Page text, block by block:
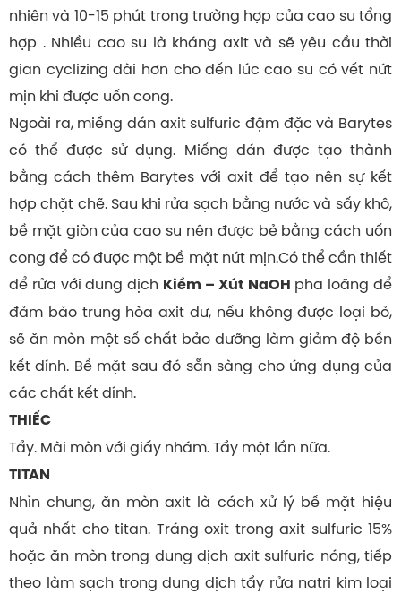
nhiên và 10-15 phút trong trường hợp của cao su tổng
hợp . Nhiều cao su là kháng axit và sẽ yêu cầu thời
gian cyclizing dài hơn cho đến lúc cao su có vết nứt
mịn khi được uốn cong.
Ngoài ra, miếng dán axit sulfuric đậm đặc và Barytes
có thể được sử dụng. Miếng dán được tạo thành
bằng cách thêm Barytes với axit để tạo nên sự kết
hợp chặt chẽ. Sau khi rửa sạch bằng nước và sấy khô,
bề mặt giòn của cao su nên được bẻ bằng cách uốn
cong để có được một bề mặt nứt mịn.Có thể cần thiết
để rửa với dung dịch Kiềm – Xút NaOH pha loãng để
đảm bảo trung hòa axit dư, nếu không được loại bỏ,
sẽ ăn mòn một số chất bảo dưỡng làm giảm độ bền
kết dính. Bề mặt sau đó sẵn sàng cho ứng dụng của
các chất kết dính.
THIẾC
Tẩy. Mài mòn với giấy nhám. Tẩy một lần nữa.
TITAN
Nhìn chung, ăn mòn axit là cách xử lý bề mặt hiệu
quả nhất cho titan. Tráng oxit trong axit sulfuric 15%
hoặc ăn mòn trong dung dịch axit sulfuric nóng, tiếp
theo làm sạch trong dung dịch tẩy rửa natri kim loại